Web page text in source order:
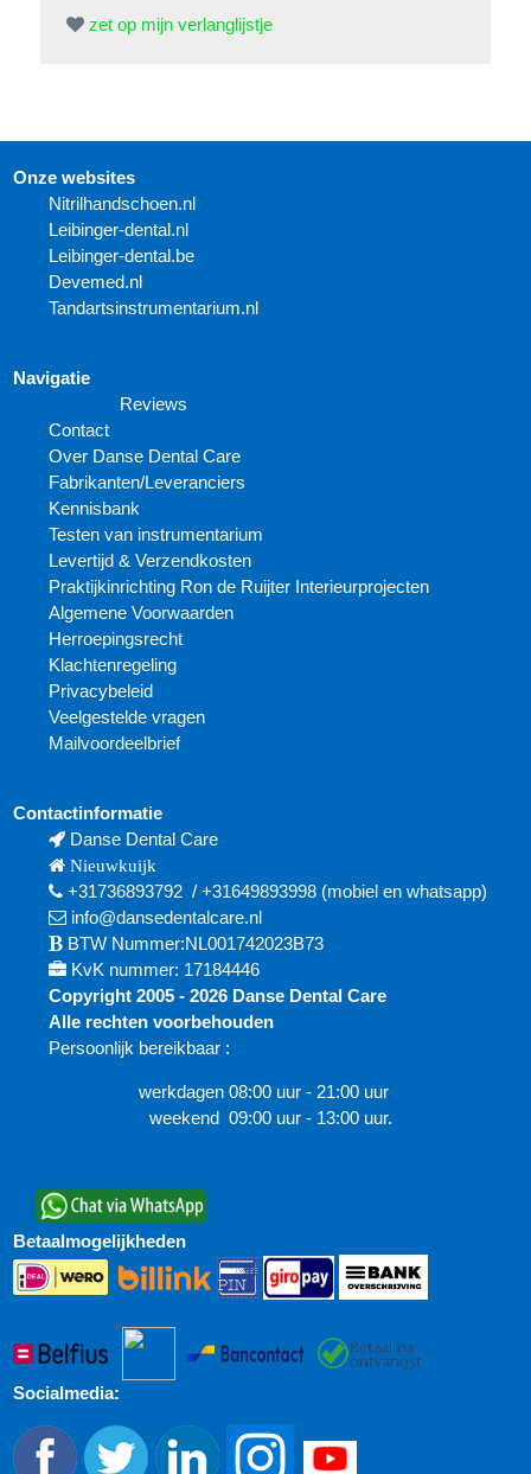
zet op mijn verlanglijstje
Onze websites
Nitrilhandschoen.nl
Leibinger-dental.nl
Leibinger-dental.be
Devemed.nl
Tandartsinstrumentarium.nl
Navigatie
Reviews
Contact
Over Danse Dental Care
Fabrikanten/Leveranciers
Kennisbank
Testen van instrumentarium
Levertijd & Verzendkosten
Praktijkinrichting Ron de Ruijter Interieurprojecten
Algemene Voorwaarden
Herroepingsrecht
Klachtenregeling
Privacybeleid
Veelgestelde vragen
Mailvoordeelbrief
Contactinformatie
Danse Dental Care
Nieuwkuijk
+31736893792 /+31649893998 (mobiel enwhatsapp)
info@dansedentalcare.nl
BTW Nummer:NL001742023B73
KvK nummer: 17184446
Copyright 2005 - 2026 Danse Dental Care
Alle rechten voorbehouden
Persoonlijk bereikbaar :
werkdagen 08:00 uur - 21:00 uur
weekend 09:00 uur - 13:00 uur.
Betaalmogelijkheden
Socialmedia: